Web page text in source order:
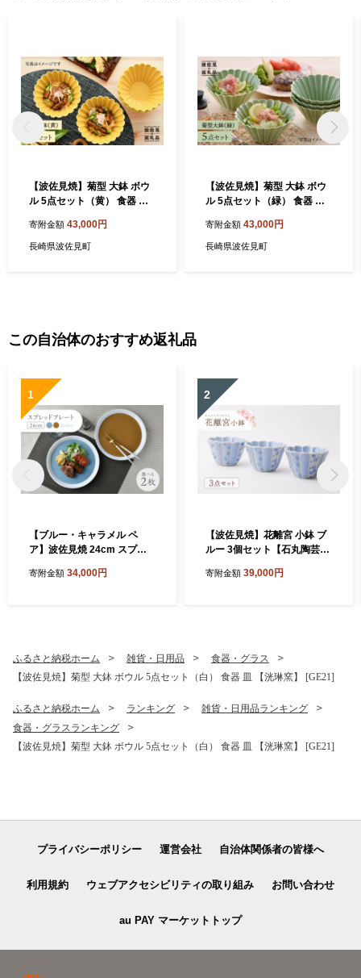
【波佐見焼】菊型 大鉢 ボウ
ル 5点セット（黄） 食器 皿
寄附金額 43,000円
長崎県波佐見町
【波佐見焼】菊型 大鉢 ボウ
ル 5点セット（緑） 食器 皿
寄附金額 43,000円
長崎県波佐見町
この自治体のおすすめ返礼品
1
【ブルー・キャラメル ペ
ア】波佐見焼 24cm スプレ
55]
寄附金額 34,000円
2
【波佐見焼】花離宮 小鉢 ブ
ルー 3個セット【石丸陶芸】
寄附金額 39,000円
ふるさと納税ホーム 雑貨・日用品
食器・グラス
【波佐見焼】菊型 大鉢 ボウル 5点セット（白） 食器 皿 【洸琳窯】 [GE21]
ふるさと納税ホーム ランキング
雑貨・日用品ランキング
食器・グラスランキング
【波佐見焼】菊型 大鉢 ボウル 5点セット（白） 食器 皿 【洸琳窯】 [GE21]
プライバシーポリシー 運営会社 自治体関係者の皆様へ
利用規約 ウェブアクセシビリティの取り組み お問い合わせ
au PAY マーケットトップ